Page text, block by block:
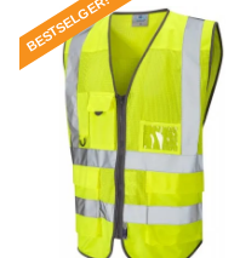
BESTSELGER!